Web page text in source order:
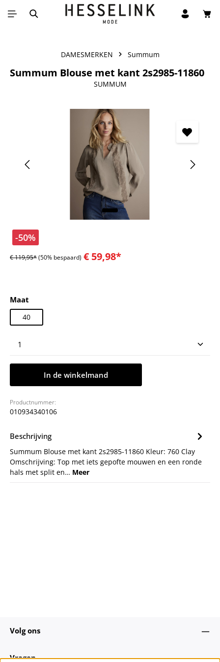
Ga naar de hoofdinhoud
DAMESMERKEN Summum
Summum Blouse met kant 2s2985-11860
SUMMUM
Afbeeldingengalerij overslaan
-50%
€ 119,95*(50% bespaard) € 59,98*
Selecteer
Maat
40
Producthoeveelheid: Voer de gewenste
In de winkelmand
Productnummer:
010934340106
Beschrijving
Summum Blouse met kant 2s2985-11860 Kleur: 760 Clay
Omschrijving: Top met iets gepofte mouwen en een ronde
hals met split en… Meer
Volg ons
Vragen